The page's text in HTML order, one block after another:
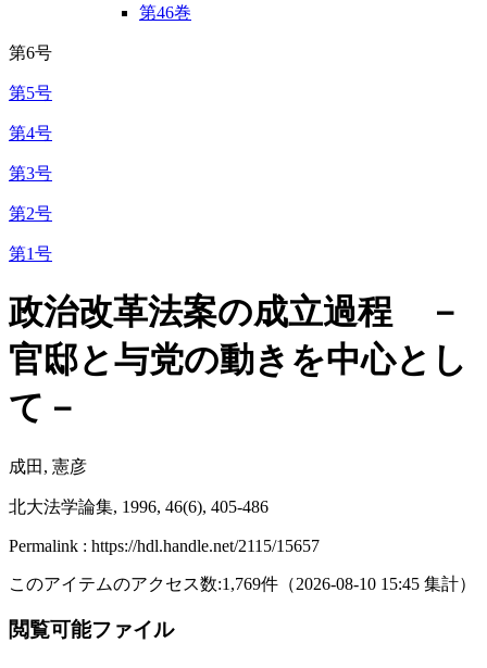
第46巻
第6号
第5号
第4号
第3号
第2号
第1号
政治改革法案の成立過程 －
官邸と与党の動きを中心とし
て－
成田, 憲彦
北大法学論集, 1996, 46(6), 405-486
Permalink : https://hdl.handle.net/2115/15657
このアイテムのアクセス数:1,769件 （2026-08-10 15:45 集計）
閲覧可能ファイル